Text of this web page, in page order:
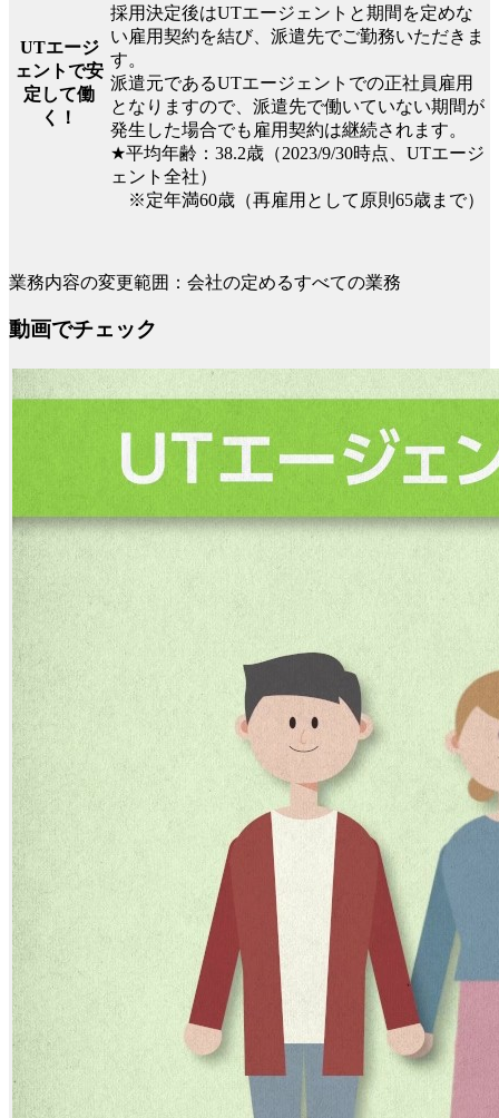
UTエージ
ェントで安
定して働
く！
採用決定後はUTエージェントと期間を定めな
い雇用契約を結び、派遣先でご勤務いただきま
す。
派遣元であるUTエージェントでの正社員雇用
となりますので、派遣先で働いていない期間が
発生した場合でも雇用契約は継続されます。
★平均年齢：38.2歳（2023/9/30時点、UTエージ
ェント全社）
※定年満60歳（再雇用として原則65歳まで）
業務内容の変更範囲：会社の定めるすべての業務
動画でチェック